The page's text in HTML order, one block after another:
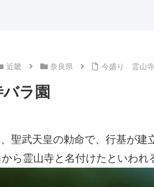
近畿 奈良県 今盛り 霊山寺
ラ園
聖武天皇の勅命で、行基が
ら霊山寺と名付けたといわれ